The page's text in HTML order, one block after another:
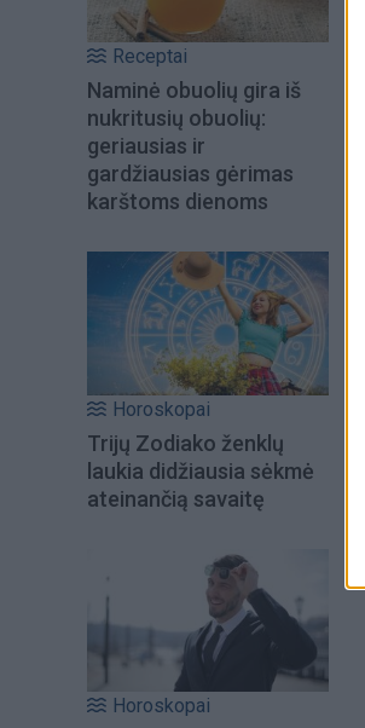
Receptai
Naminė obuolių gira iš
nukritusių obuolių:
geriausias ir
gardžiausias gėrimas
karštoms dienoms
Horoskopai
Trijų Zodiako ženklų
laukia didžiausia sėkmė
ateinančią savaitę
Horoskopai